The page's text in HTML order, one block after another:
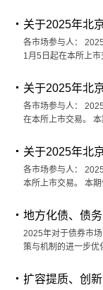
关于2025年北
各市场参与人：
1月5日起在本所上
关于2025年北
各市场参与人：
在本所上市交易。
关于2025年北
各市场参与人：
本所上市交易。 本
地方化债、债
2025年对于债券市
策与机制的进一步
扩容提质、创